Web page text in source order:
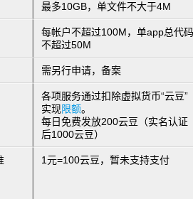
最多10GB，单文件不大于4M
每帐户不超过100M，单app总代码
不超过50M
需另行申请，备案
各项服务通过扣除虚拟货币“云豆”
实现限额。
每日免费发放200云豆（实名认证
后1000云豆）
1元=100云豆，暂未支持支付